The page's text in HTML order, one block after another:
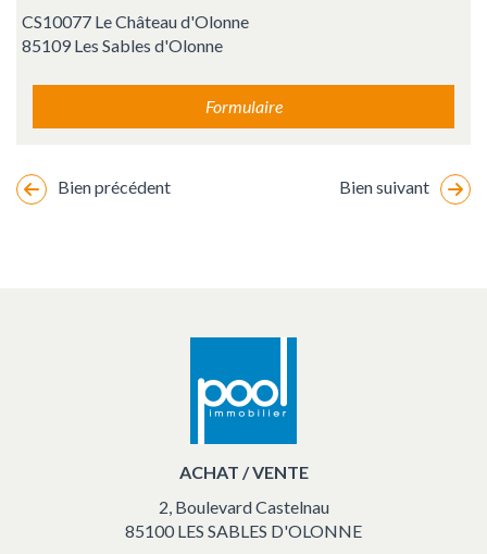
CS10077 Le Château d'Olonne
85109 Les Sables d'Olonne
Formulaire
Bien précédent Bien suivant
ACHAT / VENTE
2, Boulevard Castelnau
85100 LES SABLES D'OLONNE